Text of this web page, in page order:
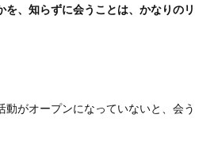
を、知らずに会うことは、かなりのリ
がオープンになっていないと、会う